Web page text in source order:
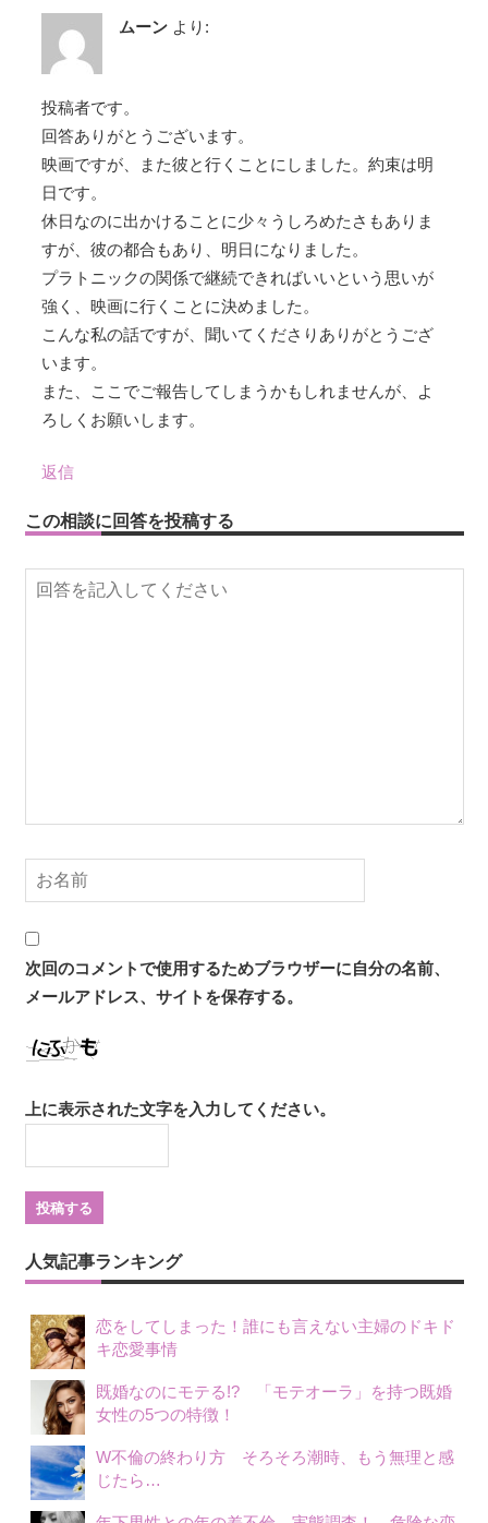
ムーン より:
投稿者です。
回答ありがとうございます。
映画ですが、また彼と行くことにしました。約束は明
日です。
休日なのに出かけることに少々うしろめたさもありま
すが、彼の都合もあり、明日になりました。
プラトニックの関係で継続できればいいという思いが
強く、映画に行くことに決めました。
こんな私の話ですが、聞いてくださりありがとうござ
います。
また、ここでご報告してしまうかもしれませんが、よ
ろしくお願いします。
返信
この相談に回答を投稿する
次回のコメントで使用するためブラウザーに自分の名前、
メールアドレス、サイトを保存する。
上に表示された文字を入力してください。
人気記事ランキング
恋をしてしまった！誰にも言えない主婦のドキド
キ恋愛事情
既婚なのにモテる!? 「モテオーラ」を持つ既婚
女性の5つの特徴！
W不倫の終わり方 そろそろ潮時、もう無理と感
じたら…